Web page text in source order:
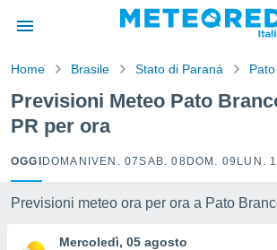
di
per
le
di
Home Brasile Stato di Paraná
Previsioni Meteo Pato
PR per ora
OGGI DOMANIVEN. 07SAB. 08 DOM. 09 LUN.
Previsioni meteo ora per ora a Pato
Mercoledì, 05 agosto